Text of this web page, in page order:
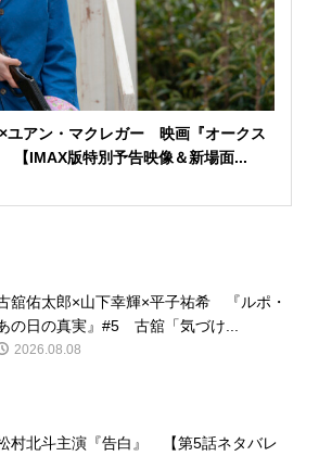
ユアン・マクレガー 映画『オークス
【IMAX版特別予告映像＆新場面...
舘佑太郎×山下幸輝×平子祐希 『ルポ・
の日の真実』#5 古舘「気づけ...
2026.08.08
村北斗主演『告白』 【第5話ネタバレ